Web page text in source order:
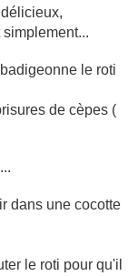
le roti
de cèpes (
dans une cocotte
le roti pour qu'il